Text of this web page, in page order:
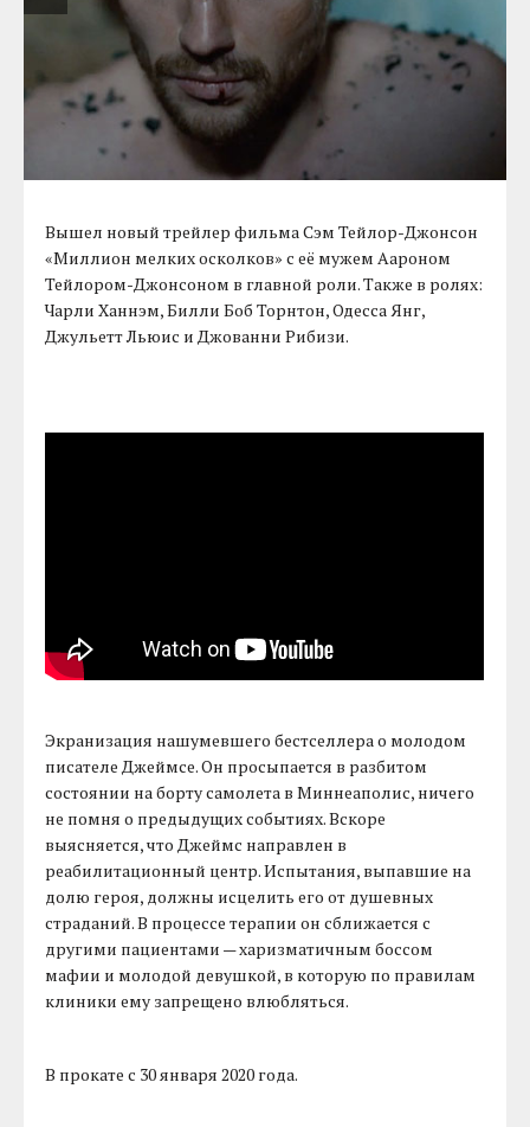
Вышел новый трейлер фильма Сэм Тейлор-Джонсон
«Миллион мелких осколков» с её мужем Аароном
Тейлором-Джонсоном в главной роли. Также в ролях:
Чарли Ханнэм, Билли Боб Торнтон, Одесса Янг,
Джульетт Льюис и Джованни Рибизи.
Экранизация нашумевшего бестселлера о молодом
писателе Джеймсе. Он просыпается в разбитом
состоянии на борту самолета в Миннеаполис, ничего
не помня о предыдущих событиях. Вскоре
выясняется, что Джеймс направлен в
реабилитационный центр. Испытания, выпавшие на
долю героя, должны исцелить его от душевных
страданий. В процессе терапии он сближается с
другими пациентами — харизматичным боссом
мафии и молодой девушкой, в которую по правилам
клиники ему запрещено влюбляться.
В прокате с 30 января 2020 года.